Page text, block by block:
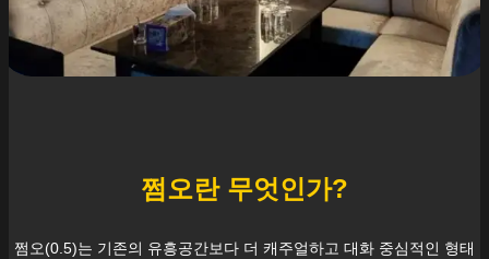
쩜오란 무엇인가?
쩜오(0.5)는 기존의 유흥공간보다 더 캐주얼하고 대화 중심적인 형태